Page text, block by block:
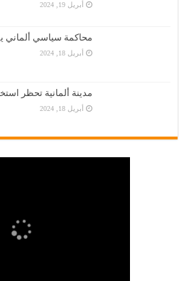
أبريل 19, 2024
محاكمة سياسي ألماني
أبريل 18, 2024
مدينة ألمانية تحظر
أبريل 18, 2024